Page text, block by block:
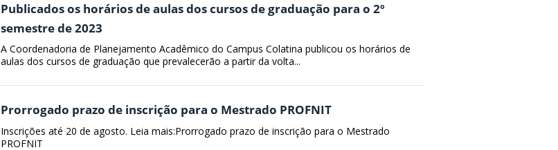
Publicados os horários de aulas dos cursos de graduação para o 2º
semestre de 2023
A Coordenadoria de Planejamento Acadêmico do Campus Colatina publicou os horários de
aulas dos cursos de graduação que prevalecerão a partir da volta...
Prorrogado prazo de inscrição para o Mestrado PROFNIT
Inscrições até 20 de agosto. Leia mais:Prorrogado prazo de inscrição para o Mestrado
PROFNIT